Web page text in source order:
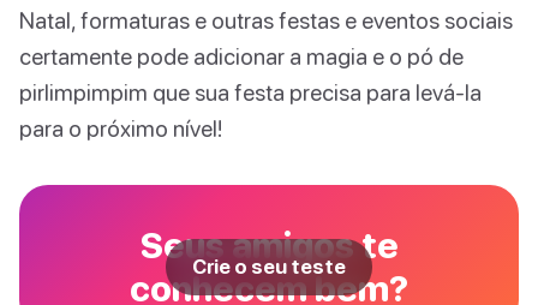
Natal, formaturas e outras festas e eventos sociais
certamente pode adicionar a magia e o pó de
pirlimpimpim que sua festa precisa para levá-la
para o próximo nível!
Seus amigos te
conhecem bem?
Crie o seu teste